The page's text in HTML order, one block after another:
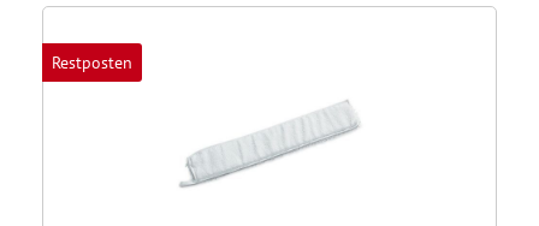
Restposten